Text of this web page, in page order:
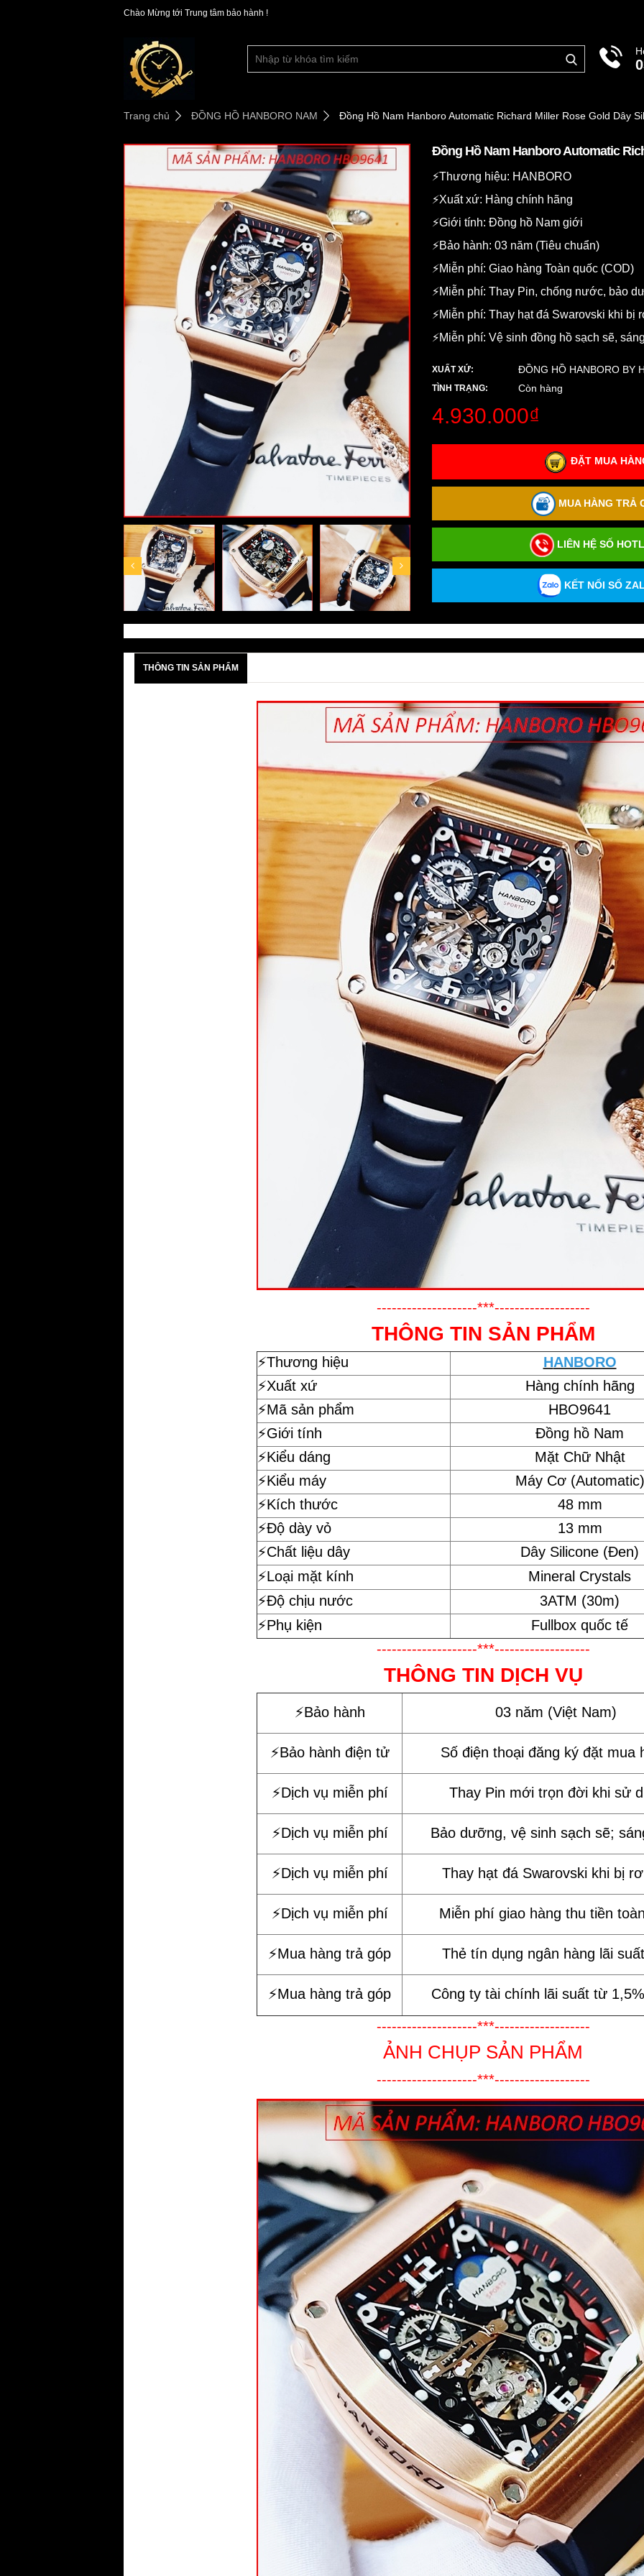
Chào Mừng tới Trung tâm bảo hành !
Trang chủ ĐỒNG HỒ HANBORO NAM Đồng Hồ Nam Hanboro Automatic Richard Miller Rose Gold Dây
Đồng Hồ Nam Hanboro Automatic
⚡️Thương hiệu: HANBORO
⚡️Xuất xứ: Hàng chính hãng
⚡️Giới tính: Đồng hồ Nam giới
⚡️Bảo hành: 03 năm (Tiêu chuẩn)
⚡️Miễn phí: Giao hàng Toàn quốc (COD)
⚡️Miễn phí: Thay Pin, chống nước, bảo
⚡️Miễn phí: Thay hạt đá Swarovski khi bị
⚡️Miễn phí: Vệ sinh đồng hồ sạch sẽ,
XUẤT XỨ: ĐỒNG HỒ HANBORO BY
TÌNH TRẠNG: Còn hàng
4.930.000₫
ĐẶT MUA
MUA HÀNG TRẢ
LIÊN HỆ SỐ
KẾT NỐI SỐ
THÔNG TIN SẢN PHẨM
--------------------***-------------------
THÔNG TIN SẢN PHẨM
⚡️Thương hiệu HANBORO
⚡️Xuất xứ
Hàng chính hãng
⚡️Mã sản phẩm
HBO9641
⚡️Giới tính
Đồng hồ Nam
⚡️Kiểu dáng
Mặt Chữ Nhật
⚡️Kiểu máy
Máy Cơ (Automatic)
⚡️Kích thước
48 mm
⚡️Độ dày vỏ
13 mm
⚡️Chất liệu dây
Dây Silicone (Đen)
⚡️Loại mặt kính
Mineral Crystals
⚡️Độ chịu nước
3ATM (30m)
⚡️Phụ kiện
Fullbox quốc tế
--------------------***-------------------
THÔNG TIN DỊCH VỤ
⚡️Bảo hành 03 năm (Việt Nam)
⚡️Bảo hành điện tử Số điện thoại đăng ký đặt mua
⚡️Dịch vụ miễn phí Thay Pin mới trọn đời khi sử
⚡️Dịch vụ miễn phí Bảo dưỡng, vệ sinh sạch sẽ;
⚡️Dịch vụ miễn phí Thay hạt đá Swarovski khi bị
⚡️Dịch vụ miễn phí Miễn phí giao hàng thu tiền
⚡️Mua hàng trả góp Thẻ tín dụng ngân hàng lãi
⚡️Mua hàng trả góp Công ty tài chính lãi suất từ
--------------------***-------------------
ẢNH CHỤP SẢN PHẨM
--------------------***-------------------